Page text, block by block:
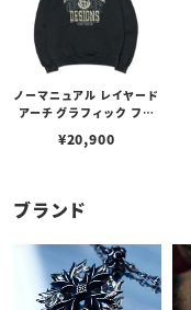
ノーマニュアル レイヤード
アーチ グラフィック フー
ック（Mサイズ）
¥20,900
ブランド